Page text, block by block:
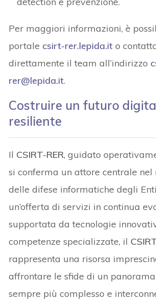
Per maggiori informazioni, è
portale csirt-rer.lepida.it o
direttamente il team all’indirizzo
rer@lepida.it.
Costruire un futuro
resiliente
Il CSIRT-RER, guidato
si conferma un attore centrale
delle difese informatiche degli
un’offerta di servizi in continua
supportata da tecnologie
competenze specializzate, il
rappresenta una risorsa
affrontare le sfide di un
sempre più complesso e